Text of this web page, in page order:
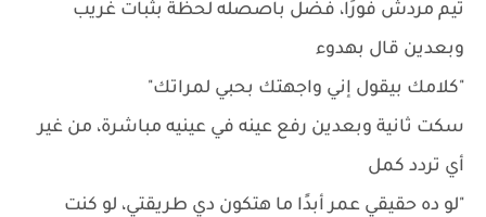
تيم مردش فورًا، فضّل باصصله لحظة بثبات غريب
وبعدين قال بهدوء
"كلامك بيقول إني واجهتك بحبي لمراتك"
سكت ثانية وبعدين رفع عينه في عينيه مباشرة، من غير
أي تردد كمل
"لو ده حقيقي عمر أبدًا ما هتكون دي طريقتي، لو كنت